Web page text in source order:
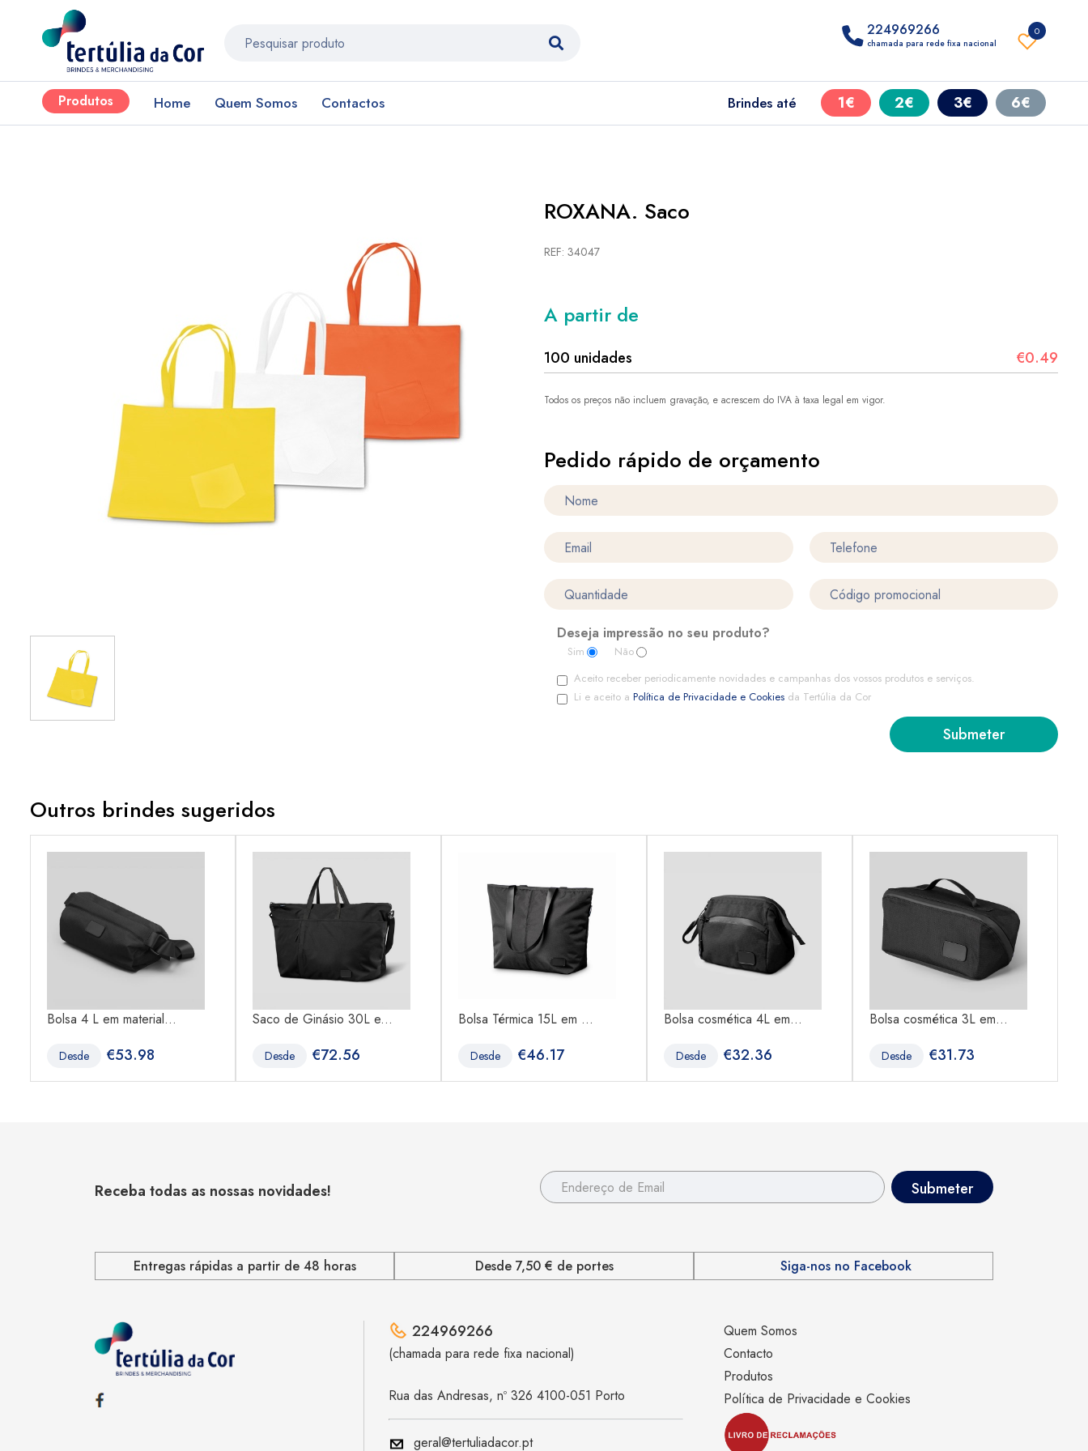
0
224969266
chamada para rede fixa nacional
Produtos Home Quem Somos Contactos Brindes até 1€ 2€ 3€ 6€
ROXANA. Saco
REF: 34047
A partir de
100 unidades €0.49
Todos os preços não incluem gravação, e acrescem do IVA à taxa legal em vigor.
Pedido rápido de orçamento
Deseja impressão no seu produto?
Sim
Não
Aceito receber periodicamente novidades e campanhas dos vossos produtos e serviços.
Li e aceito a Política de Privacidade e Cookies da Tertúlia da Cor
Outros brindes sugeridos
Bolsa 4 L em material...
Desde €53.98
Saco de Ginásio 30L e...
Desde €72.56
Bolsa Térmica 15L em ...
Desde €46.17
Bolsa cosmética 4L em...
Desde €32.36
Bolsa cosmética 3L em...
Desde €31.73
Receba todas as nossas novidades!
Entregas rápidas a partir de 48 horas Desde 7,50 € de portes Siga-nos no Facebook
224969266
(chamada para rede fixa nacional)
Rua das Andresas, nº 326 4100-051 Porto
geral@tertuliadacor.pt
Quem Somos
Contacto
Produtos
Política de Privacidade e Cookies